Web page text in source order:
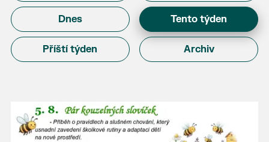
Dnes Tento týden
Příští týden Archiv